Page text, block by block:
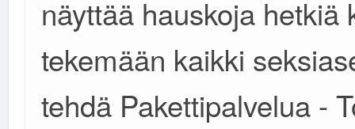
näyttää hauskoja hetkiä
tekemään kaikki
tehdä Pakettipalvelua -